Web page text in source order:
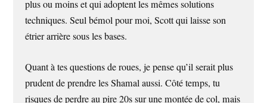
plus ou moins et qui adoptent les mêmes solutions
techniques. Seul bémol pour moi, Scott qui laisse son
étrier arrière sous les bases.
Quant à tes questions de roues, je pense qu’il serait plus
prudent de prendre les Shamal aussi. Côté temps, tu
risques de perdre au pire 20s sur une montée de col, mais